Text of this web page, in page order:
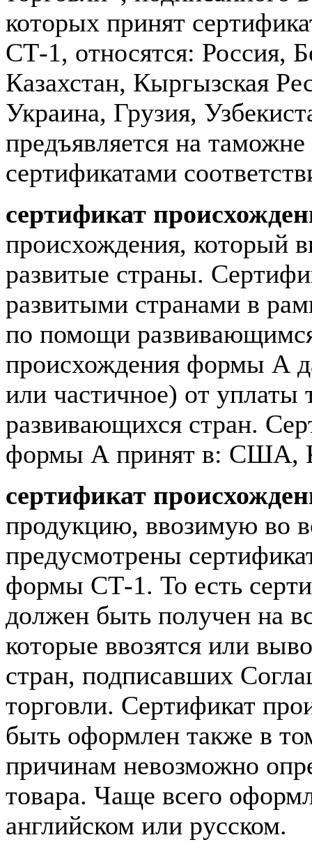
которых принят
СТ-1, относятся: Россия,
Казахстан, Кыргызская
Украина, Грузия,
предъявляется на
сертификатами
сертификат
происхождения, который
развитые страны.
развитыми странами в
по помощи
происхождения формы А
или частичное) от
развивающихся стран.
формы А принят в: США,
сертификат
продукцию, ввозимую во
предусмотрены
формы СТ-1. То есть
должен быть получен на
которые ввозятся или
стран, подписавших
торговли. Сертификат
быть оформлен также в
причинам невозможно
товара. Чаще всего
английском или русском.